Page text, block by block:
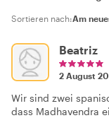
Sortieren nach:
Beatriz
2 August
Wir sind zwei
dass Madhavendra